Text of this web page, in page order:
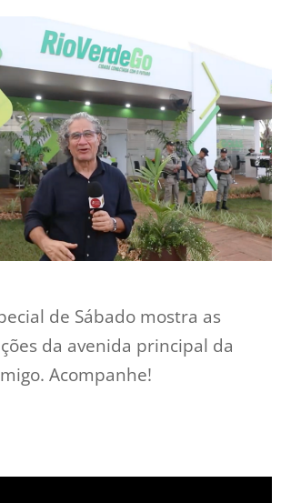
de Sábado mostra as
da avenida principal da
Acompanhe!